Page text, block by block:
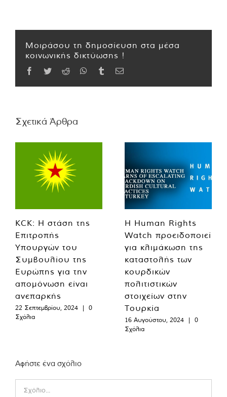
Μοιράσου τη δημοσίευση στα μέσα
κοινωνικής δικτύωσης !
Facebook
TwitterReddit WhatsApp
TumblrEmail
Σχετικά Άρθρα
KCK: Η στάση της
Επιτροπής
Υπουργών του
Συμβουλίου της
Ευρώπης για την
απομόνωση είναι
ανεπαρκής
22 Σεπτεμβρίου, 2024 |
0
Σχόλια
Η Human Rights
Watch προειδοποιεί
για κλιμάκωση της
καταστολής των
κουρδικών
πολιτιστικών
στοιχείων στην
Τουρκία
16 Αυγούστου, 2024 |
0
Σχόλια
Αφήστε ένα σχόλιο